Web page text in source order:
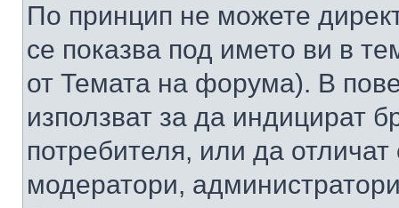
По принцип не можете
се показва под името ви в
от Темата на форума). В
използват за да индицират
потребителя, или да
модератори,